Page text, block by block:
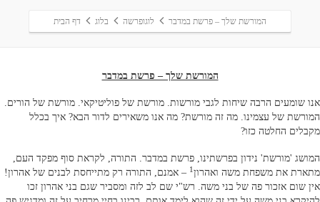
המורשת שלך – פרשת במדבר לוגופרשה בלוג דף הבית
המורשת שלך – פרשת במדבר
אנו שומעים הרבה שיחות לגבי מורשות. מורשת של פוליטיקאי. מורשת של הורים.
המורשת של עצמינו. מה זה מורשת? מה אנו משאירים לדור הבא? איך בכלל
מקבלים החלטה כזו?
המושג 'מורשת' נידון בפרשתינו, פרשת במדבר. התורה, לקראת סוף מפקד העם,
מתארת את משפחת משה ואהרון 1 – אמנם, התורה רק מתייחסת לבנים של אהרון!
אין שום אזכור פה של בני משה. רש"י שם לב לזה ומסביר שגם בני אהרון זכו